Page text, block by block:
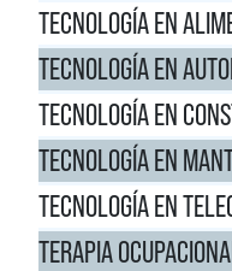
TECNOLOGÍA EN
TECNOLOGÍA EN
TECNOLOGÍA EN
TECNOLOGÍA EN
TECNOLOGÍA EN
TERAPIA